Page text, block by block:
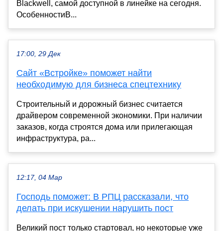
Blackwell, самой доступной в линейке на сегодня.
ОсобенностиВ...
17:00, 29 Дек
Сайт «Встройке» поможет найти
необходимую для бизнеса спецтехнику
Строительный и дорожный бизнес считается
драйвером современной экономики. При наличии
заказов, когда строятся дома или прилегающая
инфраструктура, ра...
12:17, 04 Мар
Господь поможет: В РПЦ рассказали, что
делать при искушении нарушить пост
Великий пост только стартовал, но некоторые уже